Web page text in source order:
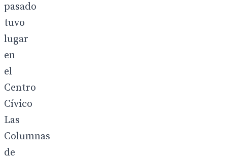
pasado
tuvo
lugar
en
el
Centro
Cívico
Las
Columnas
de